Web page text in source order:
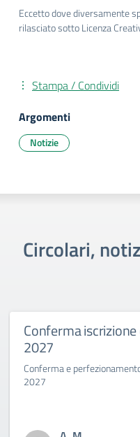
Eccetto dove diversamente
rilasciato sotto Licenza
Stampa / Condividi
Argomenti
Notizie
Circolari,
iscrizione classi
e perfezionamento iscrizione